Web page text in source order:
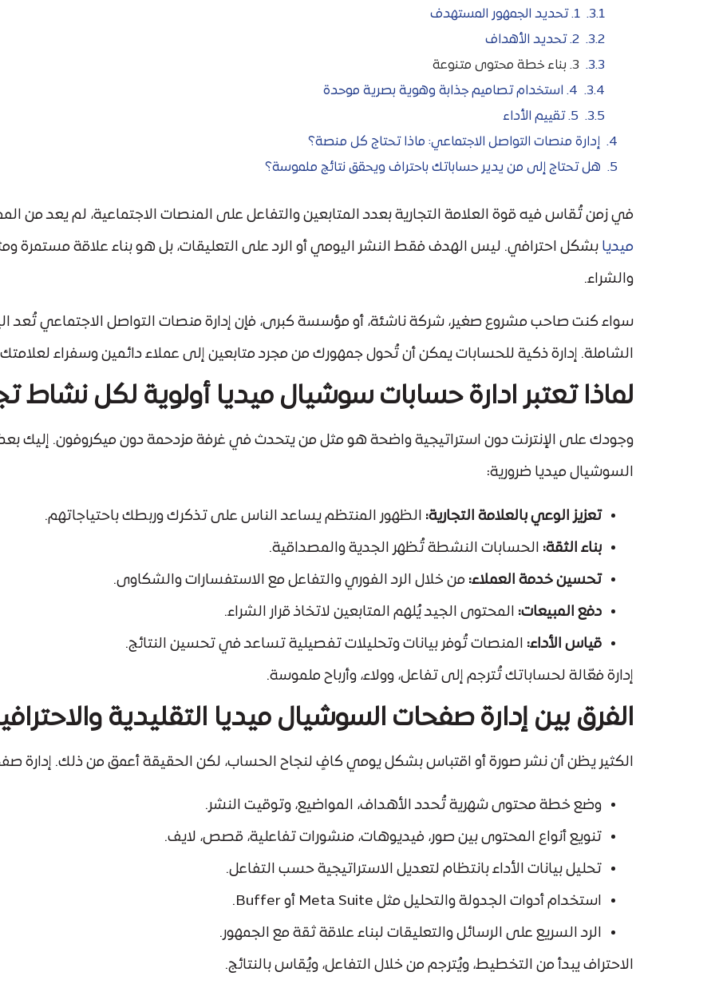
1. تحديد الجمهور المستهدف
2. تحديد الأهداف
3. بناء خطة محتوى متنوعة
4. استخدام تصاميم جذابة وهوية بصرية موحدة
5. تقييم الأداء
إدارة منصات التواصل الاجتماعي: ماذا تحتاج كل منصة؟
هل تحتاج إلى من يدير حساباتك باحتراف ويحقق نتائج ملموسة؟
في زمن تُقاس فيه قوة العلامة التجارية بعدد المتابعين والتفاعل على المنصات الاجتماعية، لم يعد من
ميديا بشكل احترافي. ليس الهدف فقط النشر اليومي أو الرد على التعليقات، بل هو بناء علاقة مستمرة
والشراء.
سواء كنت صاحب مشروع صغير، شركة ناشئة، أو مؤسسة كبرى، فإن إدارة منصات التواصل الاجتماعي تُعد
الشاملة. إدارة ذكية للحسابات يمكن أن تُحول جمهورك من مجرد متابعين إلى عملاء دائمين وسفراء لعلامتك
لماذا تعتبر ادارة حسابات سوشيال ميديا أولوية لكل نشاط
وجودك على الإنترنت دون استراتيجية واضحة هو مثل من يتحدث في غرفة مزدحمة دون ميكروفون. إليك
السوشيال ميديا ضرورية:
تعزيز الوعي بالعلامة التجارية: الظهور المنتظم يساعد الناس على تذكرك وربطك باحتياجاتهم.
بناء الثقة: الحسابات النشطة تُظهر الجدية والمصداقية.
تحسين خدمة العملاء: من خلال الرد الفوري والتفاعل مع الاستفسارات والشكاوى.
دفع المبيعات: المحتوى الجيد يُلهم المتابعين لاتخاذ قرار الشراء.
قياس الأداء: المنصات تُوفر بيانات وتحليلات تفصيلية تساعد في تحسين النتائج.
إدارة فعّالة لحساباتك تُترجم إلى تفاعل، وولاء، وأرباح ملموسة.
الفرق بين إدارة صفحات السوشيال ميديا التقليدية
الكثير يظن أن نشر صورة أو اقتباس بشكل يومي كافٍ لنجاح الحساب، لكن الحقيقة أعمق من ذلك. إدارة
وضع خطة محتوى شهرية تُحدد الأهداف، المواضيع، وتوقيت النشر.
تنويع أنواع المحتوى بين صور، فيديوهات، منشورات تفاعلية، قصص، لايف.
تحليل بيانات الأداء بانتظام لتعديل الاستراتيجية حسب التفاعل.
استخدام أدوات الجدولة والتحليل مثل Meta Suite أو Buffer.
الرد السريع على الرسائل والتعليقات لبناء علاقة ثقة مع الجمهور.
الاحتراف يبدأ من التخطيط، ويُترجم من خلال التفاعل، ويُقاس بالنتائج.